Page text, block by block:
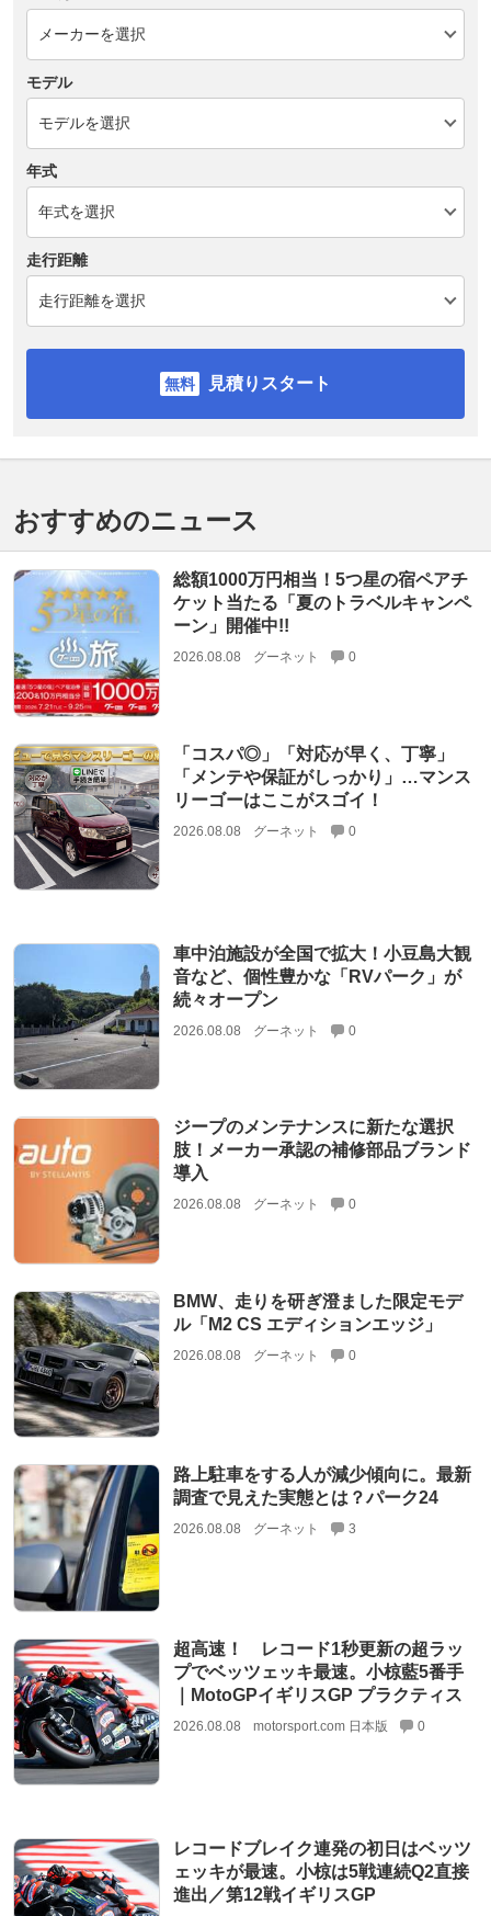
モデル
年式
走行距離
見積りスタート
おすすめのニュース
総額1000万円相当！5つ星の宿ペアチ
ケット当たる「夏のトラベルキャンペ
ーン」開催中!!
2026.08.08 グーネット 0
「コスパ◎」「対応が早く、丁寧」
「メンテや保証がしっかり」…マンス
リーゴーはここがスゴイ！
2026.08.08 グーネット 0
車中泊施設が全国で拡大！小豆島大観
音など、個性豊かな「RVパーク」が
続々オープン
2026.08.08 グーネット 0
ジープのメンテナンスに新たな選択
肢！メーカー承認の補修部品ブランド
導入
2026.08.08 グーネット 0
BMW、走りを研ぎ澄ました限定モデ
ル「M2 CS エディションエッジ」
2026.08.08 グーネット 0
路上駐車をする人が減少傾向に。最新
調査で見えた実態とは？パーク24
2026.08.08 グーネット 3
超高速！ レコード1秒更新の超ラッ
プでベッツェッキ最速。小椋藍5番手
｜MotoGPイギリスGP プラクティス
2026.08.08 motorsport.com 日本版 0
レコードブレイク連発の初日はベッツ
ェッキが最速。小椋は5戦連続Q2直接
進出／第12戦イギリスGP